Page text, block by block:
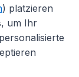
) platzieren
um Ihr